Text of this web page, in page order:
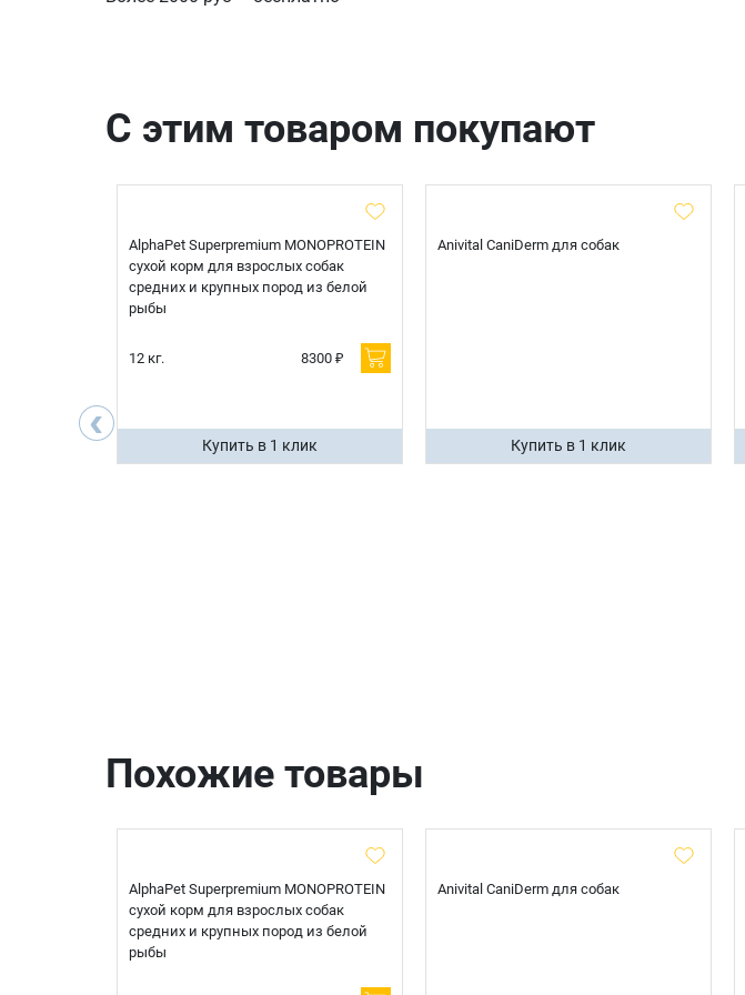
С этим товаром покупают
‹
AlphaPet Superpremium MONOPROTEIN
сухой корм для взрослых собак
средних и крупных пород из белой
рыбы
12 кг. 8300 ₽
Купить в 1 клик
Anivital CaniDerm для собак
Купить в 1 клик
Похожие товары
AlphaPet Superpremium MONOPROTEIN
сухой корм для взрослых собак
средних и крупных пород из белой
рыбы
Anivital CaniDerm для собак